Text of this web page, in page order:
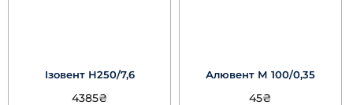
Ізовент Н250/7,6
4385₴
Алювент М 100/0,35
45₴